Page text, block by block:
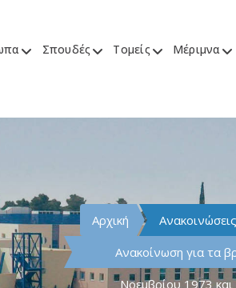
Σπουδές Τομείς Μέριμνα
Αρχική
Ανακοίνωση για τα
Νοεμβρίου 1973